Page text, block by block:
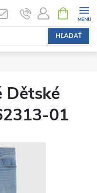
HĽADAŤ
KOŠÍK
Dětské
01